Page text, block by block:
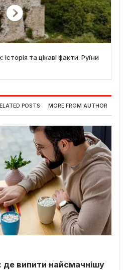
та цікаві факти. Руїни
POSTS MORE FROM AUTHOR
де випити найсмачнішу